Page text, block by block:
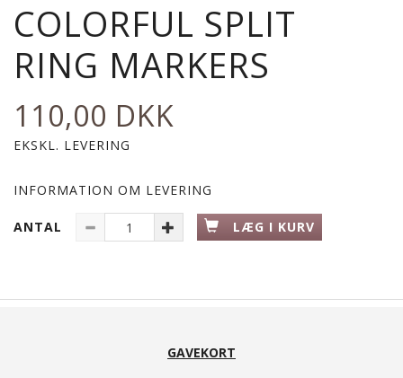
COLORFUL SPLIT
RING MARKERS
110,00 DKK
EKSKL. LEVERING
INFORMATION OM LEVERING
ANTAL LÆG I KURV
GAVEKORT